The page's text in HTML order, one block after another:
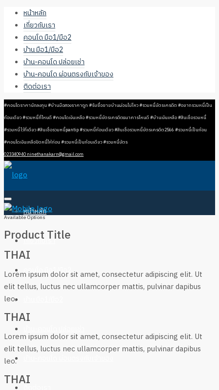
หน้าหลัก
เกี่ยวกับเรา
คอนโด มือ1/มือ2
บ้าน มือ1/มือ2
บ้าน-คอนโด ปล่อยเช่า
บ้าน-คอนโด ผ่อนตรงกับเจ้าของ
ติดต่อเรา
#คอนโดราคานักลงทุน #บ้านมือสองราคาถูก #รับซื้อขายบ้านผ่อนไม่ไหว #รวมหนี้บัตรเครดิต #อยากรวมหนี้เป็น
ก้อนเดียว #รวมหนี้ที่ไหนดี #คอนโดเงินเหลือ #รวมหนี้บัตรเครดิตธนาคารไหนดี #บ้านเงินเหลือ #สินเชื่อรวมหนี้
#รวมหนี้ไว้ที่เดียว #สินเชื่อรวมหนี้pantip #รวมหนี้ก้อนเดียว #สินเชื่อรวมหนี้บัตรเครดิต2566 #รวมหนี้เป็นก้อน
#คอนโดเงินเหลือปิดหนี้ให้ก่อน #รวมหนี้เป็นก้อนเดียว #รวมหนี้บัตร
023340940ninethanakarn@gmail.com
หน้าหลัก
เกี่ยวกับเรา
คอนโด มือ1/มือ2
Available Options
Product Title
THAI
Lorem ipsum dolor sit amet, consectetur adipiscing elit. Ut
elit tellus, luctus nec ullamcorper mattis, pulvinar dapibus
leo.
THAI
Lorem ipsum dolor sit amet, consectetur adipiscing elit. Ut
elit tellus, luctus nec ullamcorper mattis, pulvinar dapibus
leo.
THAI